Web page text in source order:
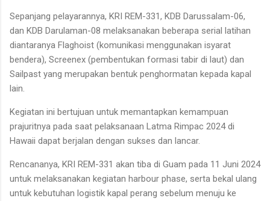
Sepanjang pelayarannya, KRI REM-331, KDB Darussalam-06,
dan KDB Darulaman-08 melaksanakan beberapa serial latihan
diantaranya Flaghoist (komunikasi menggunakan isyarat
bendera), Screenex (pembentukan formasi tabir di laut) dan
Sailpast yang merupakan bentuk penghormatan kepada kapal
lain.
Kegiatan ini bertujuan untuk memantapkan kemampuan
prajuritnya pada saat pelaksanaan Latma Rimpac 2024 di
Hawaii dapat berjalan dengan sukses dan lancar.
Rencananya, KRI REM-331 akan tiba di Guam pada 11 Juni 2024
untuk melaksanakan kegiatan harbour phase, serta bekal ulang
untuk kebutuhan logistik kapal perang sebelum menuju ke